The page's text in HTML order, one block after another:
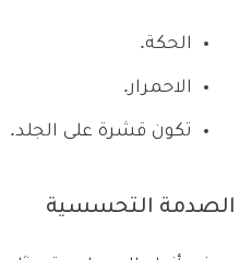
الحكة.
الاحمرار.
تكون قشرة على الجلد.
الصدمة التحسسية